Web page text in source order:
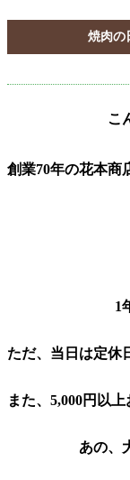
焼肉の
こ
創業70年の花本商
1
ただ、当日は定休
また、5,000円以
あの、